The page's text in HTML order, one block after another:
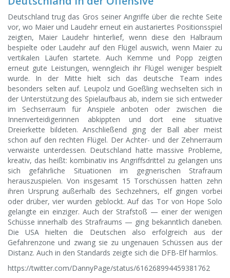
Deutschland trug das Gros seiner Angriffe über die rechte Seite
vor, wo Maier und Laudehr erneut ein austariertes Positionsspiel
zeigten, Maier Laudehr hinterlief, wenn diese den Halbraum
bespielte oder Laudehr auf den Flügel auswich, wenn Maier zu
vertikalen Läufen startete. Auch Kemme und Popp zeigten
erneut gute Leistungen, wenngleich ihr Flügel weniger bespielt
wurde. In der Mitte hielt sich das deutsche Team indes
besonders selten auf. Leupolz und Goeßling wechselten sich in
der Unterstützung des Spielaufbaus ab, indem sie sich entweder
im Sechserraum für Anspiele anboten oder zwischen die
Innenverteidigerinnen abkippten und dort eine situative
Dreierkette bildeten. Anschließend ging der Ball aber meist
schon auf den rechten Flügel. Der Achter- und der Zehnerraum
verwaiste unterdessen. Deutschland hatte massive Probleme,
kreativ, das heißt: kombinativ ins Angriffsdrittel zu gelangen uns
sich gefährliche Situationen im gegnerischen Strafraum
herauszuspielen. Von insgesamt 15 Torschüssen hatten zehn
ihren Ursprung außerhalb des Sechzehners, elf gingen vorbei
oder drüber, vier wurden geblockt. Auf das Tor von Hope Solo
gelangte ein einziger. Auch der Strafstoß — einer der wenigen
Schüsse innerhalb des Strafraums — ging bekanntlich daneben.
Die USA hielten die Deutschen also erfolgreich aus der
Gefahrenzone und zwang sie zu ungenauen Schüssen aus der
Distanz. Auch in den Standards zeigte sich die DFB-Elf harmlos.
https://twitter.com/DannyPage/status/616268994459381762